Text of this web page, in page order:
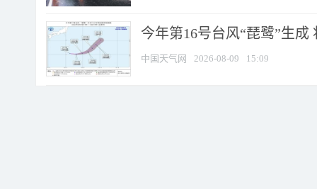
今年第16号台风“琵鹭”生
中国天气网 2026-08-09 15:09